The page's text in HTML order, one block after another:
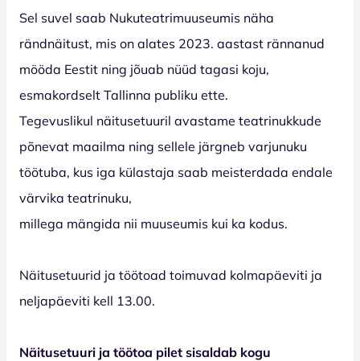
Sel suvel saab Nukuteatrimuuseumis näha
rändnäitust, mis on alates 2023. aastast rännanud
mööda Eestit ning jõuab nüüd tagasi koju,
esmakordselt Tallinna publiku ette.
Tegevuslikul näitusetuuril avastame teatrinukkude
põnevat maailma ning sellele järgneb varjunuku
töötuba, kus iga külastaja saab meisterdada endale
värvika teatrinuku,
millega mängida nii muuseumis kui ka kodus.
Näitusetuurid ja töötoad toimuvad kolmapäeviti ja
neljapäeviti kell 13.00.
Näitusetuuri ja töötoa pilet sisaldab kogu